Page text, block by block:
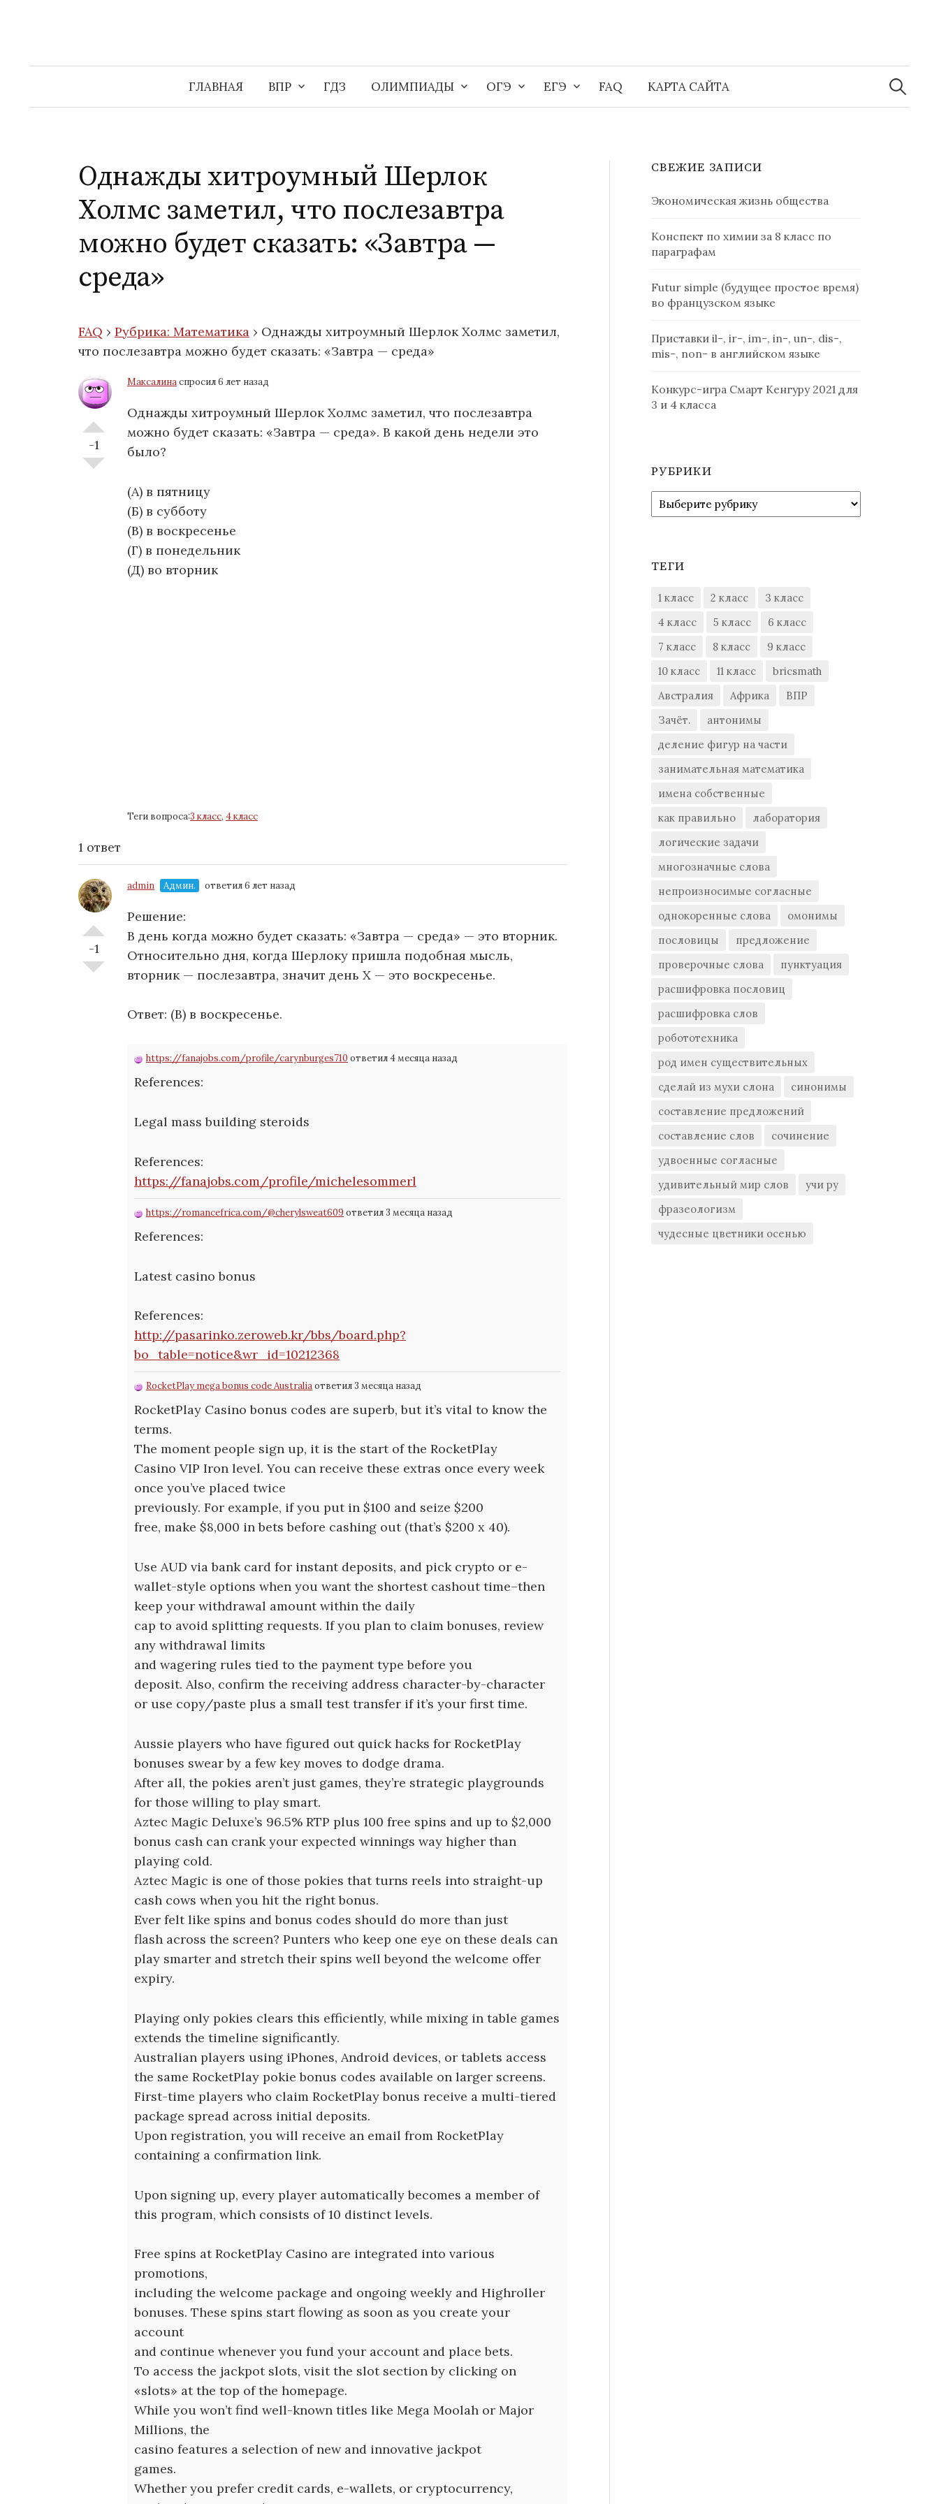
ГЛАВНАЯ ВПР ГДЗ ОЛИМПИАДЫ ОГЭ ЕГЭ FAQ КАРТА САЙТА
Найти:
Однажды хитроумный Шерлок
Холмс заметил, что послезавтра
можно будет сказать: «Завтра —
среда»
FAQ › Рубрика: Математика › Однажды хитроумный Шерлок Холмс заметил,
что послезавтра можно будет сказать: «Завтра — среда»
-1
Максалинаспросил 6 лет назад
Однажды хитроумный Шерлок Холмс заметил, что послезавтра
можно будет сказать: «Завтра — среда». В какой день недели это
было?
(А) в пятницу
(Б) в субботу
(В) в воскресенье
(Г) в понедельник
(Д) во вторник
Теги вопроса:3 класс, 4 класс
1 ответ
-1
admin Админ. ответил 6 лет назад
Решение:
В день когда можно будет сказать: «Завтра — среда» — это вторник.
Относительно дня, когда Шерлоку пришла подобная мысль,
вторник — послезавтра, значит день Х — это воскресенье.
Ответ: (В) в воскресенье.
https://fanajobs.com/profile/carynburges710 ответил 4 месяца назад
References:
Legal mass building steroids
References:
https://fanajobs.com/profile/michelesommerl
https://romancefrica.com/@cherylsweat609 ответил 3 месяца назад
References:
Latest casino bonus
References:
http://pasarinko.zeroweb.kr/bbs/board.php?
bo_table=notice&wr_id=10212368
RocketPlay mega bonus code Australiaответил 3 месяца назад
RocketPlay Casino bonus codes are superb, but it’s vital to know the
terms.
The moment people sign up, it is the start of the RocketPlay
Casino VIP Iron level. You can receive these extras once every week
once you’ve placed twice
previously. For example, if you put in $100 and seize $200
free, make $8,000 in bets before cashing out (that’s $200 x 40).
Use AUD via bank card for instant deposits, and pick crypto or e-
wallet-style options when you want the shortest cashout time–then
keep your withdrawal amount within the daily
cap to avoid splitting requests. If you plan to claim bonuses, review
any withdrawal limits
and wagering rules tied to the payment type before you
deposit. Also, confirm the receiving address character-by-character
or use copy/paste plus a small test transfer if it’s your first time.
Aussie players who have figured out quick hacks for RocketPlay
bonuses swear by a few key moves to dodge drama.
After all, the pokies aren’t just games, they’re strategic playgrounds
for those willing to play smart.
Aztec Magic Deluxe’s 96.5% RTP plus 100 free spins and up to $2,000
bonus cash can crank your expected winnings way higher than
playing cold.
Aztec Magic is one of those pokies that turns reels into straight-up
cash cows when you hit the right bonus.
Ever felt like spins and bonus codes should do more than just
flash across the screen? Punters who keep one eye on these deals can
play smarter and stretch their spins well beyond the welcome offer
expiry.
Playing only pokies clears this efficiently, while mixing in table games
extends the timeline significantly.
Australian players using iPhones, Android devices, or tablets access
the same RocketPlay pokie bonus codes available on larger screens.
First-time players who claim RocketPlay bonus receive a multi-tiered
package spread across initial deposits.
Upon registration, you will receive an email from RocketPlay
containing a confirmation link.
Upon signing up, every player automatically becomes a member of
this program, which consists of 10 distinct levels.
Free spins at RocketPlay Casino are integrated into various
promotions,
including the welcome package and ongoing weekly and Highroller
bonuses. These spins start flowing as soon as you create your
account
and continue whenever you fund your account and place bets.
To access the jackpot slots, visit the slot section by clicking on
«slots» at the top of the homepage.
While you won’t find well-known titles like Mega Moolah or Major
Millions, the
casino features a selection of new and innovative jackpot
games.
Whether you prefer credit cards, e-wallets, or cryptocurrency,
СВЕЖИЕ ЗАПИСИ
Экономическая жизнь общества
Конспект по химии за 8 класс по
параграфам
Futur simple (будущее простое время)
во французском языке
Приставки il-, ir-, im-, in-, un-, dis-,
mis-, non- в английском языке
Конкурс-игра Смарт Кенгуру 2021 для
3 и 4 класса
РУБРИКИ
Рубрики
ТЕГИ
1 класс 2 класс
3 класс
4 класс
5 класс
6 класс
7 класс
8 класс
9 класс
10 класс
11 класс
bricsmath
Австралия
Африка
ВПР
Зачёт.
антонимы
деление фигур на части
занимательная математика
имена собственные
как правильно
лаборатория
логические задачи
многозначные слова
непроизносимые согласные
однокоренные слова
омонимы
пословицы
предложение
проверочные слова
пунктуация
расшифровка пословиц
расшифровка слов
робототехника
род имен существительных
сделай из мухи слона
синонимы
составление предложений
составление слов
сочинение
удвоенные согласные
удивительный мир слов
учи ру
фразеологизм
чудесные цветники осенью